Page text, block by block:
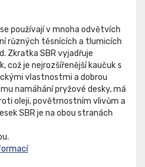
používají v mnoha odvětvích
různých těsnících a tlumicích
Zkratka SBR vyjadřuje
což je nejrozšířenější kaučuk s
vlastnostmi a dobrou
namáhání pryžové desky, má
oleji, povětrnostním vlivům a
SBR je na obou stranách